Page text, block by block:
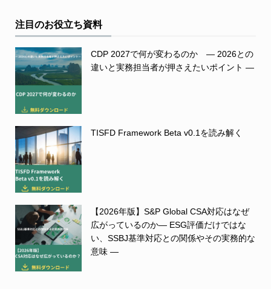
注目のお役立ち資料
CDP 2027で何が変わるのか ― 2026との
違いと実務担当者が押さえたいポイント ―
TISFD Framework Beta v0.1を読み解く
【2026年版】S&P Global CSA対応はなぜ
広がっているのか― ESG評価だけではな
い、SSBJ基準対応との関係やその実務的な
意味 ―